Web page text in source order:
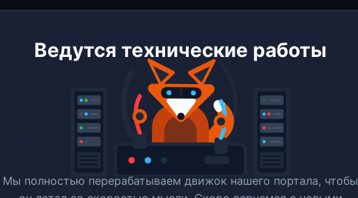
Ведутся технические работы
Мы полностью перерабатываем движок нашего портала, чтобы